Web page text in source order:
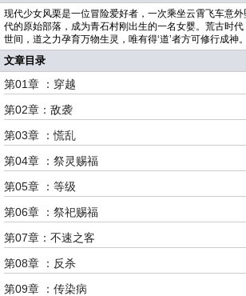
现代少女风栗是一位冒险爱好者，一次乘坐云霄飞车意
代的原始部落，成为青石村刚出生的一名女婴。荒古时
世间，道之力孕育万物生灵，唯有得‘道’者方可修行成神
文章目录
第01章 ：穿越
第02章：敌袭
第03章 ：慌乱
第04章 ：祭灵赐福
第05章 ：等级
第06章 ：祭祀赐福
第07章：不速之客
第08章 ：反杀
第09章 ：传染病